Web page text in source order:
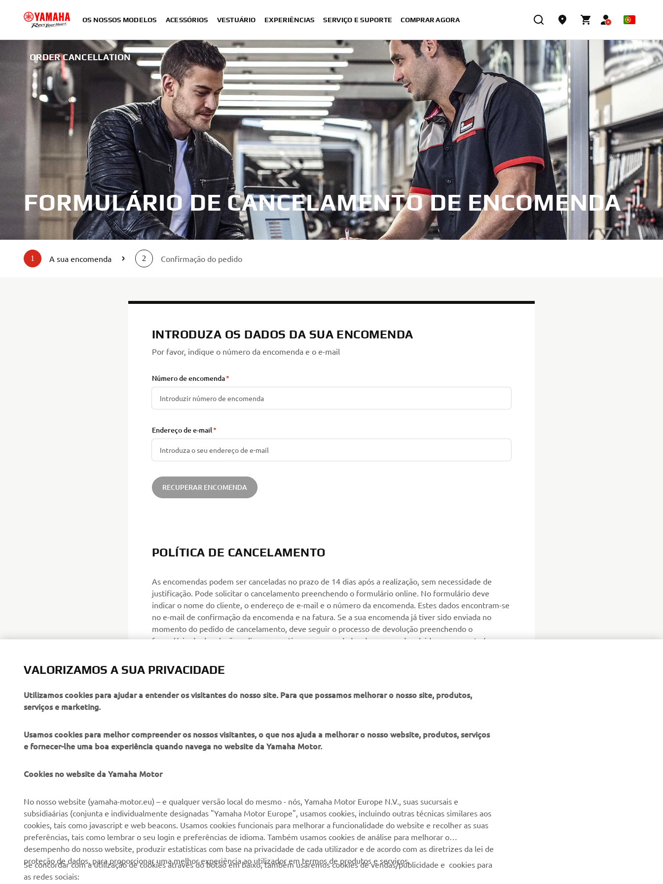
OS NOSSOS MODELOS ACESSÓRIOS VESTUÁRIO EXPERIÊNCIAS SERVIÇO E SUPORTE COMPRAR AGORA
ORDER CANCELLATION
FORMULÁRIO DE CANCELAMENTO DE ENCOMENDA
1 A sua encomenda 2 Confirmação do pedido
INTRODUZA OS DADOS DA SUA ENCOMENDA
Por favor, indique o número da encomenda e o e-mail
Número de encomenda
Endereço de e-mail
RECUPERAR ENCOMENDA
POLÍTICA DE CANCELAMENTO
As encomendas podem ser canceladas no prazo de 14 dias após a realização, sem necessidade de
justificação. Pode solicitar o cancelamento preenchendo o formulário online. No formulário deve
indicar o nome do cliente, o endereço de e-mail e o número da encomenda. Estes dados encontram-se
no e-mail de confirmação da encomenda e na fatura. Se a sua encomenda já tiver sido enviada no
momento do pedido de cancelamento, deve seguir o processo de devolução preenchendo o
formulário de devolução online, e os artigos encomendados devem ser devolvidos no seu estado
Para mais pormenores, consulte os
EMPRESA
Notícias
Imprensa
Catálogos
Trabalhar na Yamaha
PARA EMPRESAS
NEO's Delivery
Sistemas eBike
Campos de golfe
Socorristas
Yamaha Music
Yamaha Racing
Yamaha Motor Global
Aplicações móveis
Serviço de Apoio ao
Cliente
Livro de reclamações
Catálogo de peças
novos lançamentos e muito mais
processamos os seus dados pessoais:
VALORIZAMOS A SUA PRIVACIDADE
Utilizamos cookies para ajudar a entender os visitantes do nosso site. Para que possamos melhorar o nosso site, produtos,
serviços e marketing.
Usamos cookies para melhor compreender os nossos visitantes, o que nos ajuda a melhorar o nosso website, produtos, serviços
e fornecer-lhe uma boa experiência quando navega no website da Yamaha Motor.
Cookies no website da Yamaha Motor
No nosso website (yamaha-motor.eu) – e qualquer versão local do mesmo - nós, Yamaha Motor Europe N.V., suas sucursais e
subsidiaárias (conjunta e individualmente designadas "Yamaha Motor Europe", usamos cookies, incluindo outras técnicas similares aos
cookies, tais como javascript e web beacons. Usamos cookies funcionais para melhorar a funcionalidade do website e recolher as suas
preferências, tais como lembrar o seu login e preferências de idioma. Também usamos cookies de análise para melhorar o
desempenho do nosso website, produzir estatísticas com base na privacidade de cada utilizador e de acordo com as diretrizes da lei de
proteção de dados, para proporcionar uma melhor experiência ao utilizador em termos de produtos e serviços.
Se concordar com a utilização de cookies através do botão em baixo, também usaremos cookies de vendas/publicidade e cookies para
as redes sociais: